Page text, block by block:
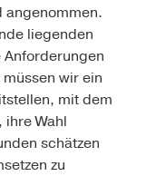
angenommen.
liegenden
wir ein
mit dem
Wahl
schätzen
zu